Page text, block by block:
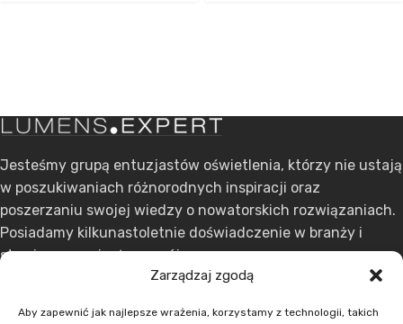
Zarządzaj zgodą
Aby zapewnić jak najlepsze wrażenia, korzystamy z technologii, takich
Jesteśmy grupą entuzjastów oświetlenia, którzy nie ustają
w poszukiwaniach różnorodnych inspiracji oraz
poszerzaniu swojej wiedzy o nowatorskich rozwiązaniach.
Posiadamy kilkunastoletnie doświadczenie w branży i
stawiamy na ciągły rozwój.